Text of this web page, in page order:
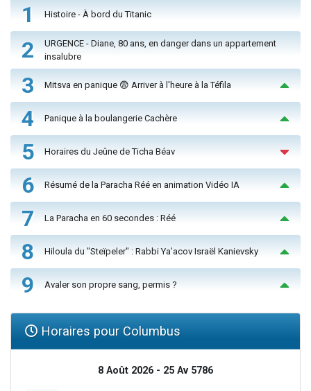
1 Histoire - À bord du Titanic
2
URGENCE - Diane, 80 ans, en danger dans un appartement
insalubre
3 Mitsva en panique 😨 Arriver à l'heure à la Téfila
4 Panique à la boulangerie Cachère
5 Horaires du Jeûne de Ticha Béav
6 Résumé de la Paracha Réé en animation Vidéo IA
7 La Paracha en 60 secondes : Réé
8 Hiloula du "Steïpeler" : Rabbi Ya’acov Israël Kanievsky
9 Avaler son propre sang, permis ?
Horaires pour Columbus
8 Août 2026 - 25 Av 5786